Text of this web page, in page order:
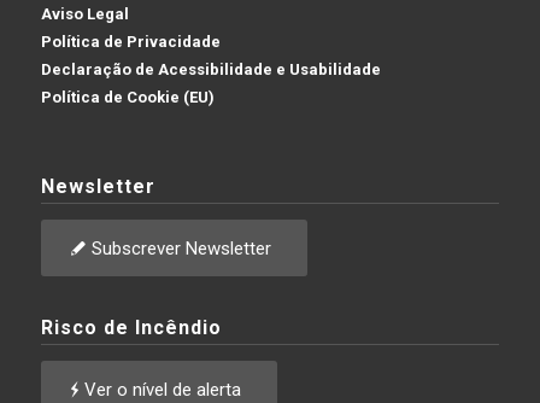
Aviso Legal
Política de Privacidade
Declaração de Acessibilidade e Usabilidade
Política de Cookie (EU)
Newsletter
Subscrever Newsletter
Risco de Incêndio
Ver o nível de alerta